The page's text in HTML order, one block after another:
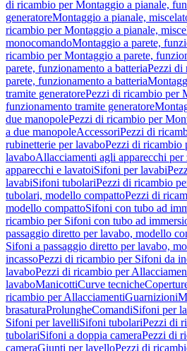
di ricambio per Montaggio a pianale,
generatoreMontaggio a pianale,
ricambio per Montaggio a pianale,
monocomandoMontaggio a parete,
ricambio per Montaggio a parete,
parete, funzionamento a batteriaPezzi di
parete, funzionamento a batteria
tramite generatorePezzi di ricambio per
funzionamento tramite generatore
due manopolePezzi di ricambio per
a due manopoleAccessoriPezzi di
rubinetterie per lavaboPezzi di ricambio
lavaboAllacciamenti agli apparecchi
apparecchi e lavatoiSifoni per lavabi
lavabiSifoni tubolariPezzi di ricambio
tubolari, modello compattoPezzi di
modello compattoSifoni con tubo ad
ricambio per Sifoni con tubo ad
passaggio diretto per lavabo, modello
Sifoni a passaggio diretto per lavabo,
incassoPezzi di ricambio per Sifoni da
lavaboPezzi di ricambio per
lavaboManicottiCurve tecniche
ricambio per AllacciamentiGuarnizioni
brasaturaProlungheComandiSifoni per
Sifoni per lavelliSifoni tubolariPezzi di
tubolariSifoni a doppia cameraPezzi di
cameraGiunti per lavelloPezzi di